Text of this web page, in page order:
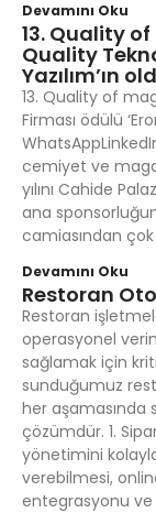
Devamını Oku
13. Quality
Quality
Yazılım’ın
13. Quality of
Firması ödülü
cemiyet ve
yılını Cahide
ana
camiasından çok
Devamını Oku
Restoran
Restoran
operasyonel
sağlamak için
sunduğumuz
her aşamasında
çözümdür. 1.
yönetimini
verebilmesi,
entegrasyonu